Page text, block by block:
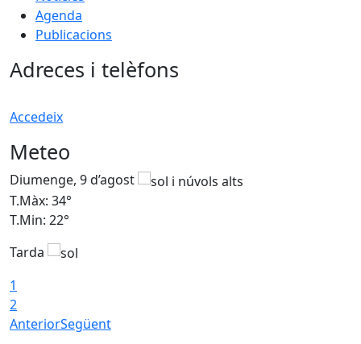
Agenda
Publicacions
Adreces i telèfons
Accedeix
Meteo
Diumenge, 9 d’agost
T.Màx: 34°
T.Min: 22°
Tarda
1
2
AnteriorSegüent